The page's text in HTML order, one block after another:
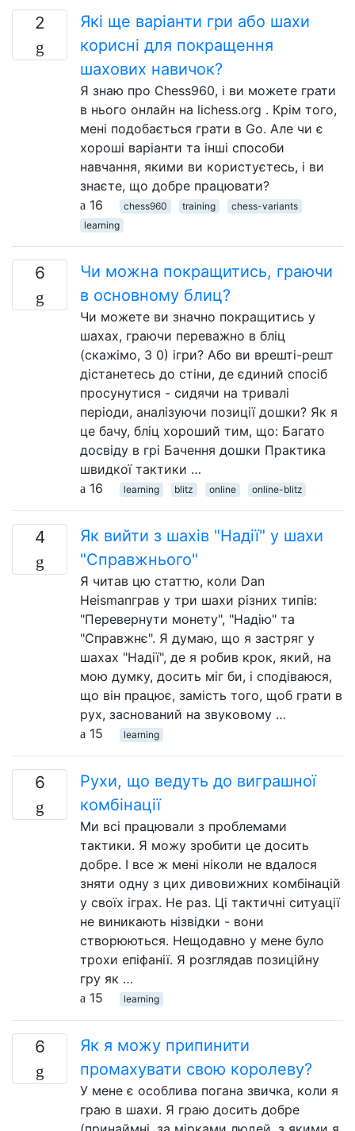
2
Які ще варіанти гри або шахи
корисні для покращення
шахових навичок?
Я знаю про Chess960, і ви можете грати
в нього онлайн на lichess.org . Крім того,
мені подобається грати в Go. Але чи є
хороші варіанти та інші способи
навчання, якими ви користуєтесь, і ви
знаєте, що добре працювати?
16
chess960 training
chess-variants
learning
6
Чи можна покращитись, граючи
в основному блиц?
Чи можете ви значно покращитись у
шахах, граючи переважно в бліц
(скажімо, 3 0) ігри? Або ви врешті-решт
дістанетесь до стіни, де єдиний спосіб
просунутися - сидячи на тривалі
періоди, аналізуючи позиції дошки? Як я
це бачу, бліц хороший тим, що: Багато
досвіду в грі Бачення дошки Практика
швидкої тактики …
16
learning blitz online online-blitz
4
Як вийти з шахів "Надії" у шахи
"Справжнього"
Я читав цю статтю, коли Dan
Heismanграв у три шахи різних типів:
"Перевернути монету", "Надію" та
"Справжнє". Я думаю, що я застряг у
шахах "Надії", де я робив крок, який, на
мою думку, досить міг би, і сподіваюся,
що він працює, замість того, щоб грати в
рух, заснований на звуковому …
15
learning
6
Рухи, що ведуть до виграшної
комбінації
Ми всі працювали з проблемами
тактики. Я можу зробити це досить
добре. І все ж мені ніколи не вдалося
зняти одну з цих дивовижних комбінацій
у своїх іграх. Не раз. Ці тактичні ситуації
не виникають нізвідки - вони
створюються. Нещодавно у мене було
трохи епіфанії. Я розглядав позиційну
гру як …
15
learning
6
Як я можу припинити
промахувати свою королеву?
У мене є особлива погана звичка, коли я
граю в шахи. Я граю досить добре